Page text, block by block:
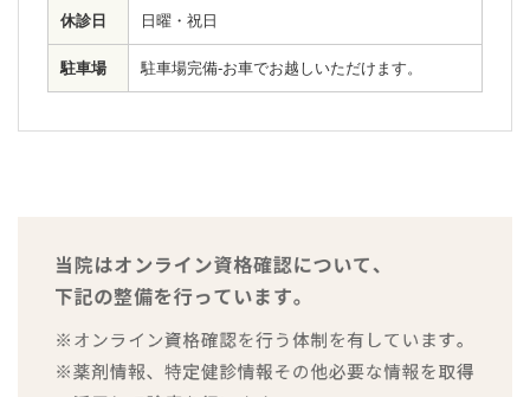
休診日 日曜・祝日
駐車場 駐車場完備-お車でお越しいただけます。